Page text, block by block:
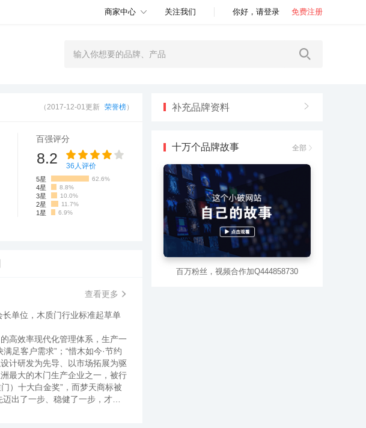
商家中心 关注我们 你好，请登录 免费注册
（2017-12-01更新 荣誉榜）
百强评分
8.2 36 人评价
5星 62.6%
4星 8.8%
3星 10.0%
2星 11.7%
1星 6.9%
查看更多
单位，木质门行业标准起草单
高效率现代化管理体系，生产一
足客户需求”；“惜木如今·节约
计研发为先导、以市场拓展为驱
最大的木门生产企业之一，被行
）十大白金奖”，而梦天商标被
出了一步、稳健了一步，才让
补充品牌资料
十万个品牌故事 全部
百万粉丝，视频合作加Q444858730